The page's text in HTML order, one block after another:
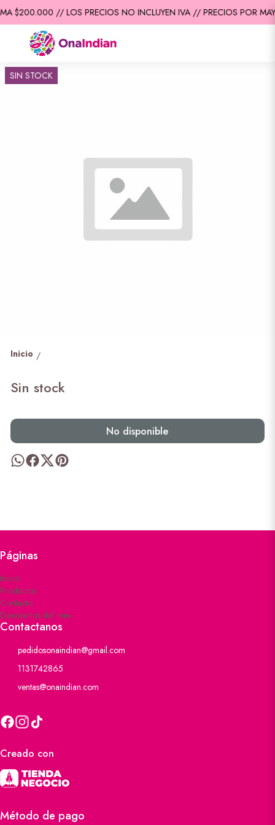
$200.000 // LOS PRECIOS NO INCLUYEN IVA // PRECIOS POR
SIN STOCK
Inicio /
Sin stock
No disponible
Páginas
Inicio
Productos
Contacto
Descuentos del mes
Contactanos
pedidosonaindian@gmail.com
1131742865
ventas@onaindian.com
Creado con
Método de pago